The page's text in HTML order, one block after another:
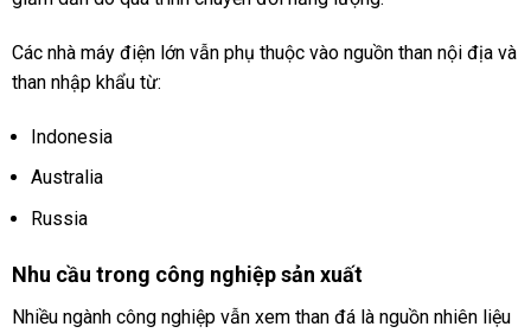
Các nhà máy điện lớn vẫn phụ thuộc vào nguồn than nội địa và
than nhập khẩu từ:
Indonesia
Australia
Russia
Nhu cầu trong công nghiệp sản xuất
Nhiều ngành công nghiệp vẫn xem than đá là nguồn nhiên liệu